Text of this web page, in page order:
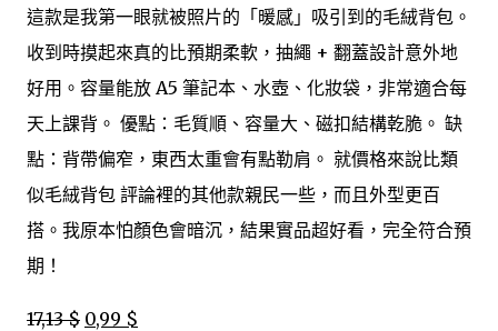
這款是我第一眼就被照片的「暖感」吸引到的毛絨背包。
收到時摸起來真的比預期柔軟，抽繩 + 翻蓋設計意外地
好用。容量能放 A5 筆記本、水壺、化妝袋，非常適合每
天上課背。 優點：毛質順、容量大、磁扣結構乾脆。 缺
點：背帶偏窄，東西太重會有點勒肩。 就價格來說比類
似毛絨背包 評論裡的其他款親民一些，而且外型更百
搭。我原本怕顏色會暗沉，結果實品超好看，完全符合預
期！
17,13 $ 0,99 $